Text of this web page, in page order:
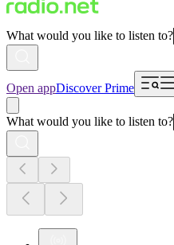
What would you like to listen to?
Open appDiscover Prime
What would you like to listen to?